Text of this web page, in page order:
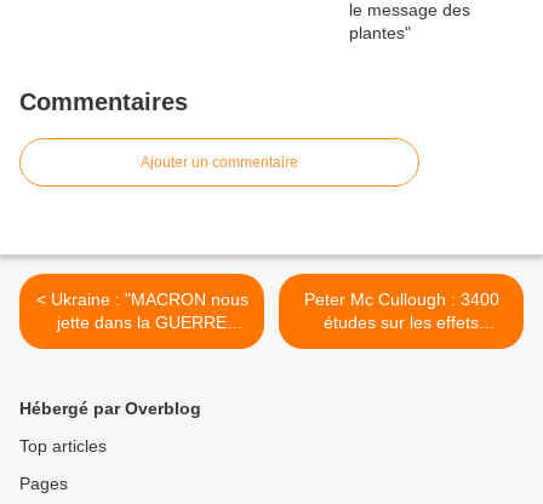
Commentaires
Ajouter un commentaire
< Ukraine : "MACRON nous
jette dans la GUERRE
contre notre intérêt" |
Peter Mc Cullough : 3400
études sur les effets
secondaires >
Hébergé par Overblog
Top articles
Pages